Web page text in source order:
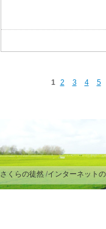
1 2 3 4 5
さくらの徒然 /インターネット